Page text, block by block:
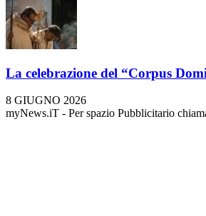
La celebrazione del “Corpus
8 GIUGNO 2026
myNews.iT - Per spazio Pubblicitario